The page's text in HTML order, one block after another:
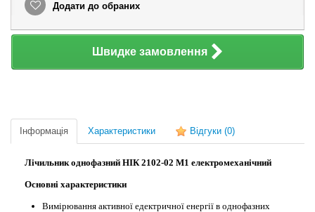
Додати до обраних
Швидке замовлення
Інформація Характеристики Відгуки (0)
Лічильник однофазний НІК 2102-02 М1 електромеханічний
Основні характеристики
Вимірювання активної едектричної енергії в однофазних